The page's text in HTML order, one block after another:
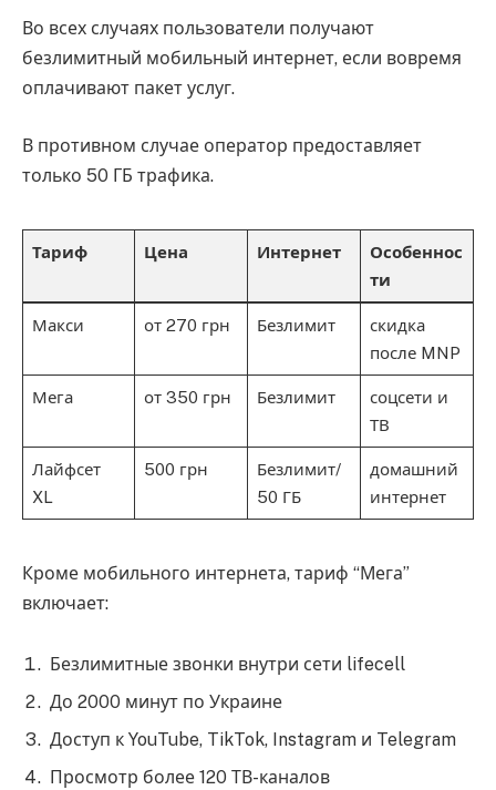
Во всех случаях пользователи получают
безлимитный мобильный интернет, если вовремя
оплачивают пакет услуг.
В противном случае оператор предоставляет
только 50 ГБ трафика.
Тариф Цена Интернет
Особеннос
ти
Макси от 270 грн Безлимит
скидка
после MNP
Мега от 350 грн Безлимит
соцсети и
ТВ
Лайфсет
XL
500 грн
Безлимит/
50 ГБ
домашний
интернет
Кроме мобильного интернета, тариф “Мега”
включает:
Безлимитные звонки внутри сети lifecell
До 2000 минут по Украине
Доступ к YouTube, TikTok, Instagram и Telegram
Просмотр более 120 ТВ-каналов